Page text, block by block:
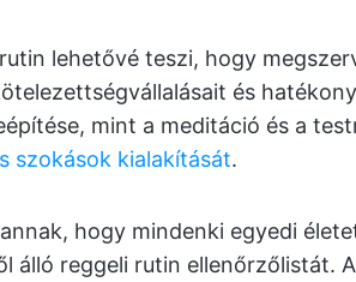
lehetővé teszi, hogy
és
mint a meditáció és a
szokások kialakítását.
hogy mindenki egyedi
álló reggeli rutin ellenőrzőlistát.